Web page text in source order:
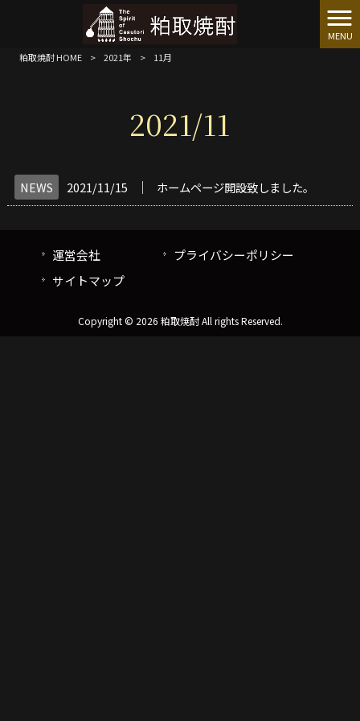
MENU
粕取焼酎 HOME
> 2021年 > 11月
2021/11
NEWS 2021/11/15 │ ホームページ開設致しました。
運営会社
プライバシーポリシー
サイトマップ
Copyright © 2026 粕取焼酎 All rights Reserved.